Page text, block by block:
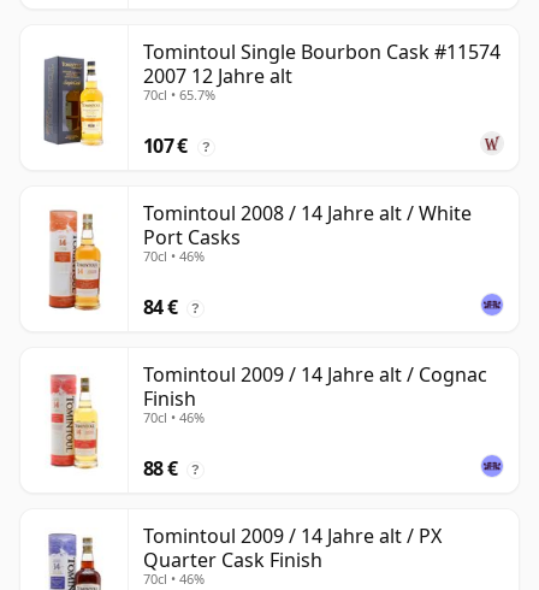
Tomintoul Single Bourbon Cask #11574
2007 12 Jahre alt
70cl • 65.7%
107 € ?
Tomintoul 2008 / 14 Jahre alt / White
Port Casks
70cl • 46%
84 € ?
Tomintoul 2009 / 14 Jahre alt / Cognac
Finish
70cl • 46%
88 € ?
Tomintoul 2009 / 14 Jahre alt / PX
Quarter Cask Finish
70cl • 46%